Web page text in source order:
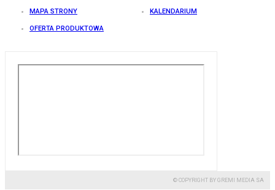
MAPA STRONY KALENDARIUM
OFERTA PRODUKTOWA
© COPYRIGHT BY GREMI MEDIA SA